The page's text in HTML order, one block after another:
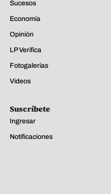
Sucesos
Economía
Opinión
LP Verifica
Fotogalerías
Videos
Suscríbete
Ingresar
Notificaciones